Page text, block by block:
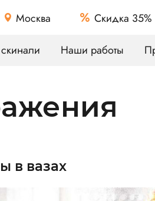
Москва Скидка 35%
Наши работы
в вазах